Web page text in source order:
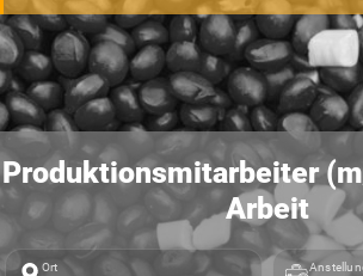
Produktionsmitarbeiter
Arbeit
Ort